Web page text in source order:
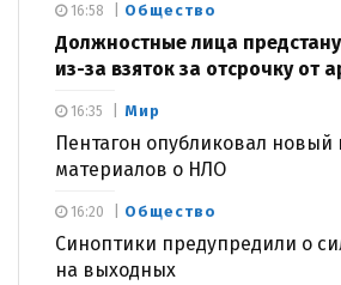
Общество
Должностные лица
из-за взяток за отсрочку от
16:58
Мир
Пентагон опубликовал новый
материалов о НЛО
16:35
Общество
Синоптики предупредили о
на выходных
16:20